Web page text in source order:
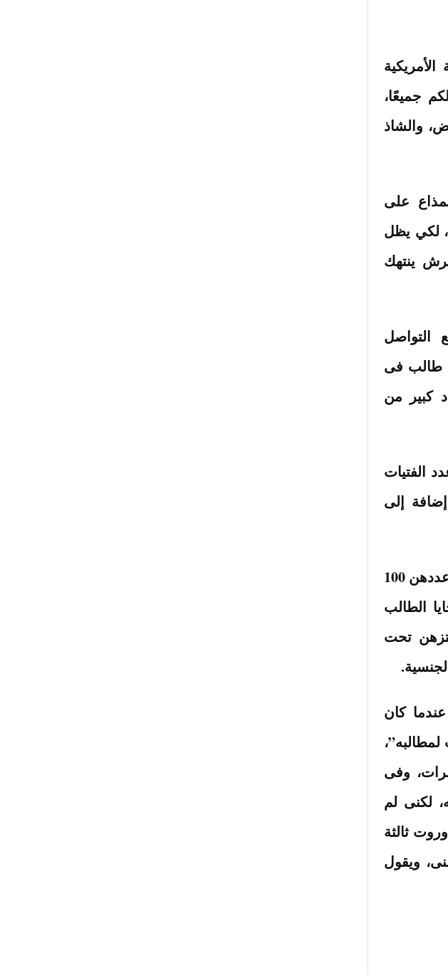
جميعًا،
والشاذ
على
لكي يظل
ينتهك
التواصل
طالب فى
كبير من
الفتيات
وصل إلى أكثر من 50 فتاة، إضافة إلى
وفى رواية أخرى، أشار المغردون إلى أن ضحايا الطالب، تجاوز عددهن 100
الطالب
تحت
كان
لمطالبه”،
وفى
لكنى لم
ثالثة
ويقول